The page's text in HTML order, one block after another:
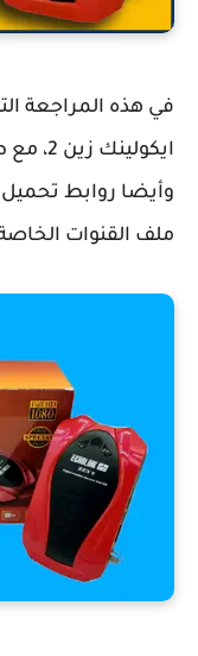
في هذه المراجعة
وأيضا روابط تحميل
ملف القنوات